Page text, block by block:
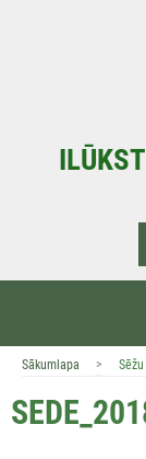
Sākumlapa >